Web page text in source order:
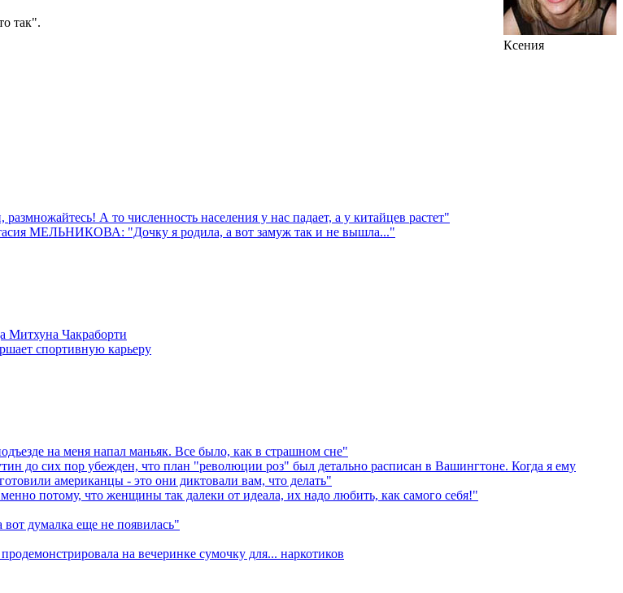
Ксения
так".
А то численность населения у нас падает, а у китайцев растет"
МЕЛЬНИКОВА: "Дочку я родила, а вот замуж так и не вышла..."
Митхуна Чакраборти
спортивную карьеру
на меня напал маньяк. Все было, как в страшном сне"
сих пор убежден, что план "революции роз" был детально расписан в Вашингтоне. Когда я ему
американцы - это они диктовали вам, что делать"
потому, что женщины так далеки от идеала, их надо любить, как самого себя!"
думалка еще не появилась"
на вечеринке сумочку для... наркотиков